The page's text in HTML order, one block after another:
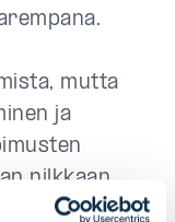
mutta
ja
nilkkaan.
lausunnot tai